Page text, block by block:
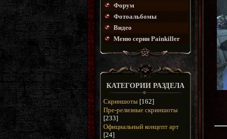
Форум
Фотоальбомы
Видео
Меню серии Painkiller
КАТЕГОРИИ РАЗДЕЛА
Скриншоты [162]
Пре-релизные скриншоты
[233]
Официальный концепт арт
[24]